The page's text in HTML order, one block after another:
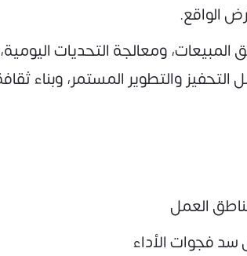
الواقع.
ومعالجة التحديات
والتطوير المستمر، وبناء
العمل
سد فجوات الأداء